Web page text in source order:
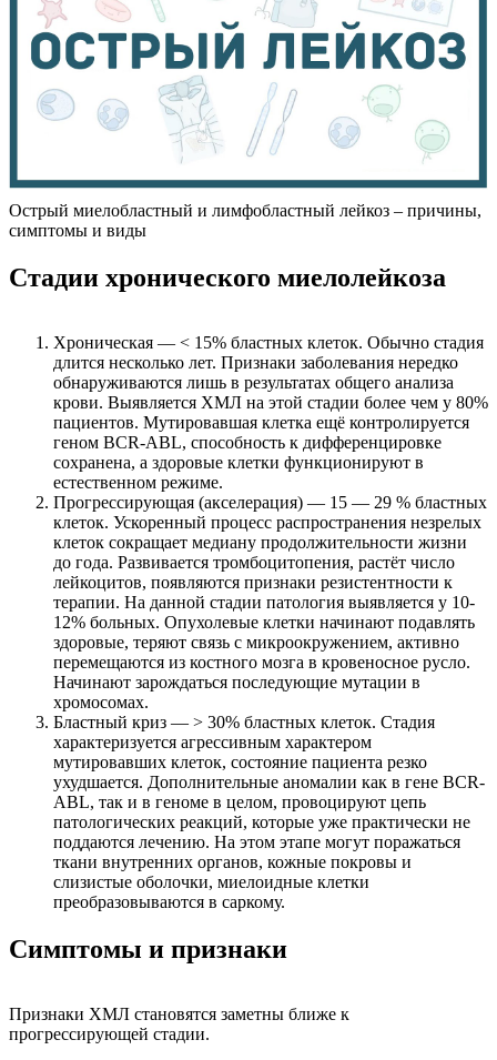
Острый миелобластный и лимфобластный лейкоз – причины,
симптомы и виды
Стадии хронического миелолейкоза
Хроническая — < 15% бластных клеток. Обычно стадия
длится несколько лет. Признаки заболевания нередко
обнаруживаются лишь в результатах общего анализа
крови. Выявляется ХМЛ на этой стадии более чем у 80%
пациентов. Мутировавшая клетка ещё контролируется
геном BCR-ABL, способность к дифференцировке
сохранена, а здоровые клетки функционируют в
естественном режиме.
Прогрессирующая (акселерация) — 15 — 29 % бластных
клеток. Ускоренный процесс распространения незрелых
клеток сокращает медиану продолжительности жизни
до года. Развивается тромбоцитопения, растёт число
лейкоцитов, появляются признаки резистентности к
терапии. На данной стадии патология выявляется у 10-
12% больных. Опухолевые клетки начинают подавлять
здоровые, теряют связь с микроокружением, активно
перемещаются из костного мозга в кровеносное русло.
Начинают зарождаться последующие мутации в
хромосомах.
Бластный криз — > 30% бластных клеток. Стадия
характеризуется агрессивным характером
мутировавших клеток, состояние пациента резко
ухудшается. Дополнительные аномалии как в гене BCR-
ABL, так и в геноме в целом, провоцируют цепь
патологических реакций, которые уже практически не
поддаются лечению. На этом этапе могут поражаться
ткани внутренних органов, кожные покровы и
слизистые оболочки, миелоидные клетки
преобразовываются в саркому.
Симптомы и признаки
Признаки ХМЛ становятся заметны ближе к
прогрессирующей стадии.